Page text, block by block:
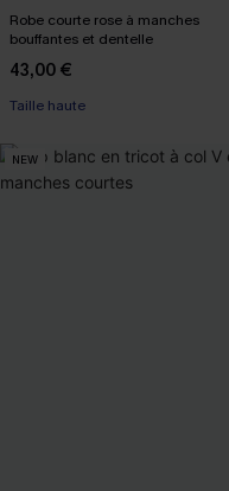
Robe courte rose à manches
bouffantes et dentelle
43,00 €
Taille haute
NEW